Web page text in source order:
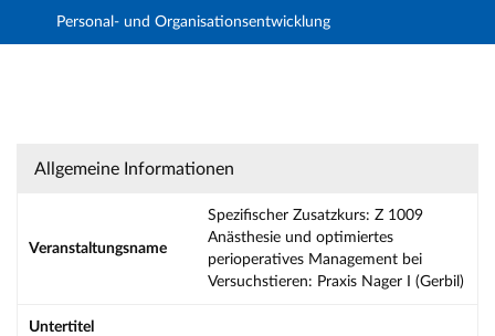
Hauptnavigation
Personal- und Organisationsentwicklung
Spezifischer Zusatzkurs: Z 1009
Allgemeine Informationen
Veranstaltungsname
Spezifischer Zusatzkurs: Z 1009
Anästhesie und optimiertes
perioperatives Management bei
Versuchstieren: Praxis Nager I (Gerbil)
Untertitel